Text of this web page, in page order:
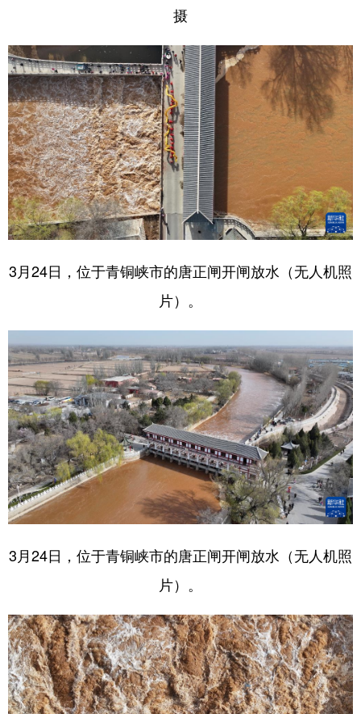
摄
3月24日，位于青铜峡市的唐正闸开闸放水（无人机照
片）。
3月24日，位于青铜峡市的唐正闸开闸放水（无人机照
片）。